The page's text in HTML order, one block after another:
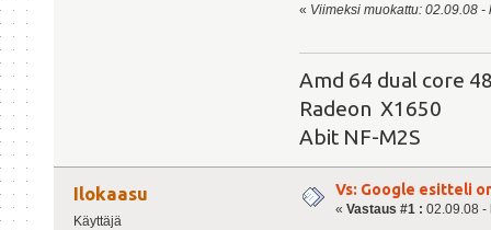
« Viimeksi muokattu: 02.09.08
Amd 64 dual core
Radeon X1650
Abit NF-M2S
Ilokaasu
Käyttäjä
Vs: Google esitteli
« Vastaus #1 : 02.09.08 -